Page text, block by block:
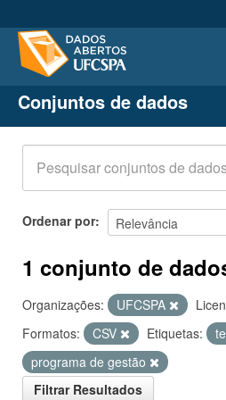
Conjuntos de dados
Organizações
Grupos
Sobre
Conjuntos de dados
Ordenar por
1 conjunto de
Organizações: UFCSPA
Formatos:
CSV Etiquetas:
programa de gestão
Filtrar Resultados